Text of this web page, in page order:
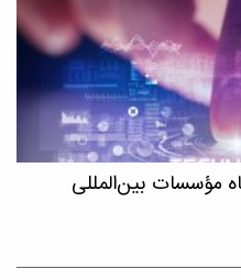
مؤسسات بین‌المللی